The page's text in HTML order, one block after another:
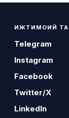
ИЖТИМОИЙ
Telegram
Instagram
Facebook
Twitter/X
LinkedIn